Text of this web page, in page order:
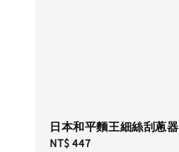
日本和平麵王細絲刮蔥器
Regular
NT$ 447